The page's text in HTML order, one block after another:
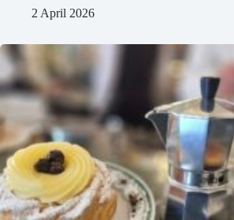
2 April 2026